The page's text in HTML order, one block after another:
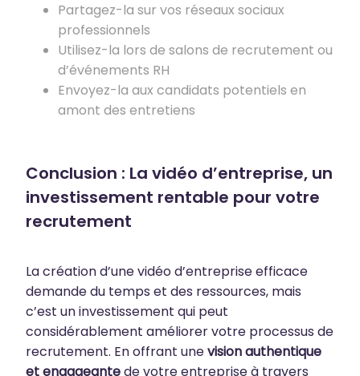
Partagez-la sur vos réseaux sociaux
professionnels
Utilisez-la lors de salons de recrutement ou
d’événements RH
Envoyez-la aux candidats potentiels en
amont des entretiens
Conclusion : La vidéo d’entreprise, un
investissement rentable pour votre
recrutement
La création d’une vidéo d’entreprise efficace
demande du temps et des ressources, mais
c’est un investissement qui peut
considérablement améliorer votre processus de
recrutement. En offrant unevision authentique
et engageantede votre entreprise à travers